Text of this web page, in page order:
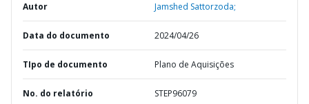
Autor Jamshed Sattorzoda;
Data do documento 2024/04/26
TIpo de documento Plano de Aquisições
No. do relatório STEP96079